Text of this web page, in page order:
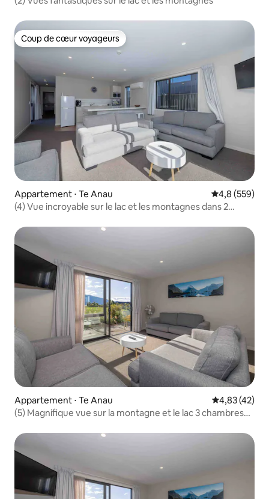
Coup de cœur voyageurs
Coup de cœur voyageurs
Appartement ⋅ Te Anau Évaluation
4,8 (559)
(4) Vue incroyable sur le lac et les montagnes dans 2
Appartement ⋅ Te Anau Évaluation
4,83 (42)
(5) Magnifique vue sur la montagne et le lac 3 chambres